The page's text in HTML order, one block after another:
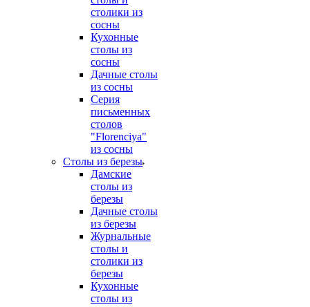
столики из
сосны
Кухонные
столы из
сосны
Дачные столы
из сосны
Серия
письменных
столов
"Florenciya"
из сосны
Столы из березы
Дамские
столы из
березы
Дачные столы
из березы
Журнальные
столы и
столики из
березы
Кухонные
столы из